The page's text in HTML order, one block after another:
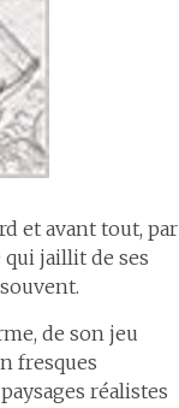
et avant tout, par
qui jaillit de ses
de son jeu
fresques
réalistes